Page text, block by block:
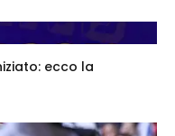
ecco la